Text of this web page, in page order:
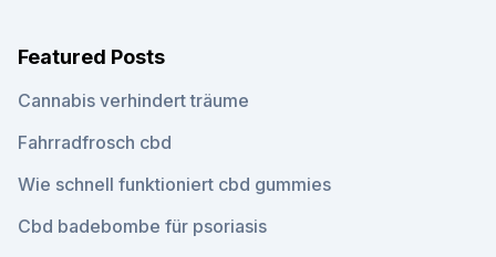
Featured Posts
Cannabis verhindert träume
Fahrradfrosch cbd
Wie schnell funktioniert cbd gummies
Cbd badebombe für psoriasis